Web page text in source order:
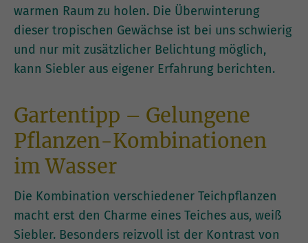
warmen Raum zu holen. Die Überwinterung
dieser tropischen Gewächse ist bei uns schwierig
und nur mit zusätzlicher Belichtung möglich,
kann Siebler aus eigener Erfahrung berichten.
Gartentipp – Gelungene
Pflanzen-Kombinationen
im Wasser
Die Kombination verschiedener Teichpflanzen
macht erst den Charme eines Teiches aus, weiß
Siebler. Besonders reizvoll ist der Kontrast von